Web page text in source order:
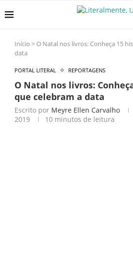
Início > O Natal nos livros: Conheça 15
data
PORTAL LITERAL REPORTAGENS
O Natal nos livros:
que celebram a data
Escrito por Meyre Ellen Carvalho
2019
10 minutos de leitura